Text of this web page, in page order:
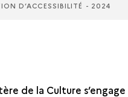
D’ACCESSIBILITÉ - 2024
de la Culture